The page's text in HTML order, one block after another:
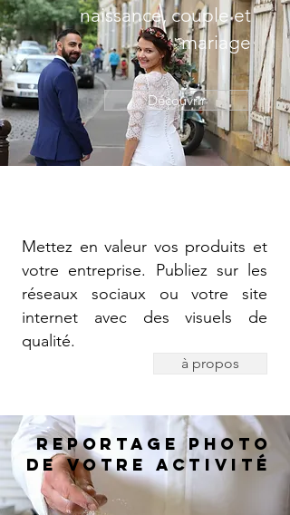
naissance, couple et
mariage
Découvrir
Mettez en valeur vos produits et
votre entreprise. Publiez sur les
réseaux sociaux ou votre site
internet avec des visuels de
qualité.
à propos
Reportage photo
de votre activité